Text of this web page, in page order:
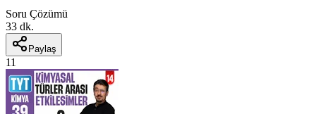
Soru Çözümü
33 dk.
Paylaş
11